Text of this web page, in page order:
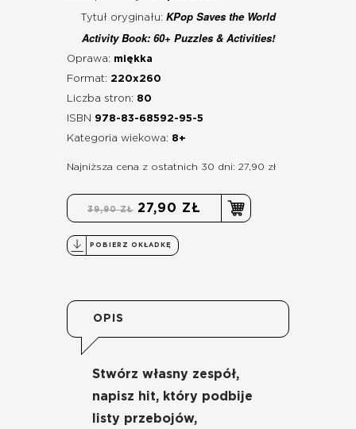
Tytuł oryginału: KPop Saves the World
Activity Book: 60+ Puzzles & Activities!
Oprawa: miękka
Format: 220x260
Liczba stron: 80
ISBN 978-83-68592-95-5
Kategoria wiekowa: 8+
Najniższa cena z ostatnich 30 dni: 27,90 zł
39,90 ZŁ 27,90 ZŁ
POBIERZ OKŁADKĘ
OPIS
Stwórz własny zespół,
napisz hit, który podbije
listy przebojów,